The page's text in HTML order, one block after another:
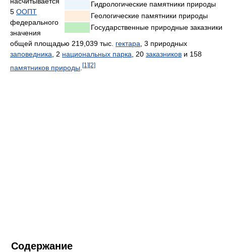
Гидрологические памятники природы
Геологические памятники природы
Государственные природные заказники
5 ООПТ
федерального
значения
общей площадью 219,039 тыс. гектара , 3 природных
заповедника , 2 национальных парка , 20 заказников и 158
памятников природы [1][2]
Содержание